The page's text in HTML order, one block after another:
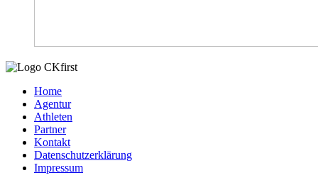
Home
Agentur
Athleten
Partner
Kontakt
Datenschutzerklärung
Impressum